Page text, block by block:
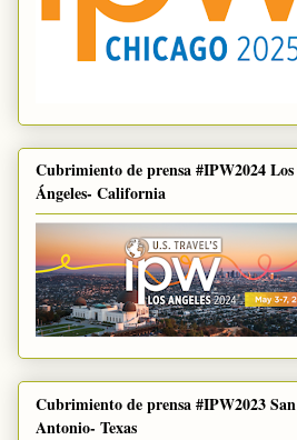
Cubrimiento de prensa #IPW2024 Los
Ángeles- California
Cubrimiento de prensa #IPW2023 San
Antonio- Texas